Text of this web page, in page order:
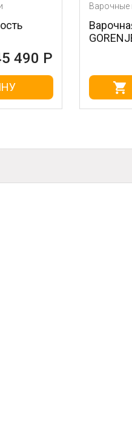
Варочные поверхности
Варочная поверхность
GORENJE ecd 620 ac
В КОРЗИНУ